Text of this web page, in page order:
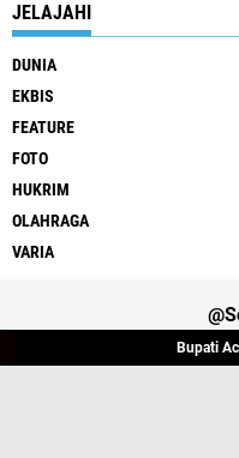
JELAJAHI
DUNIA
EKBIS
FEATURE
FOTO
HUKRIM
OLAHRAGA
VARIA
Bupati